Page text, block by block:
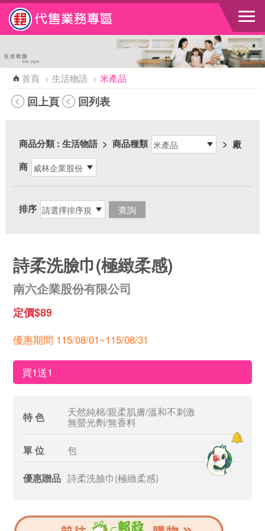
跳到主要內容區塊
首頁 > 生活物語 > 米產品
回上頁 回列表
商品分類: 生活物語 > 商品種類 > 廠
商
排序
詩柔洗臉巾(極緻柔感)
南六企業股份有限公司
定價$89
優惠期間 115/08/01~115/08/31
買1送1
特 色 天然純棉/親柔肌膚/溫和不刺激
無螢光劑/無香料
單 位 包
優惠贈品 詩柔洗臉巾(極緻柔感)